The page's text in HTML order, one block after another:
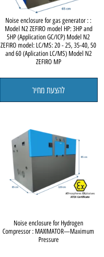
Noise enclosure for gas generator : :
Model N2 ZEFIRO model HP: 3HP and
5HP (Application GC/ICP) Model N2
ZEFIRO model: LC/MS: 20 - 25, 35-40, 50
and 60 (Aplication LC/MS) Model N2
ZEFIRO MP
להצעת מחיר
Noise enclosure for Hydrogen
Compressor : MAXIMATOR—Maximum
Pressure